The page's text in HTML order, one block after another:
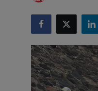
Kesehatan